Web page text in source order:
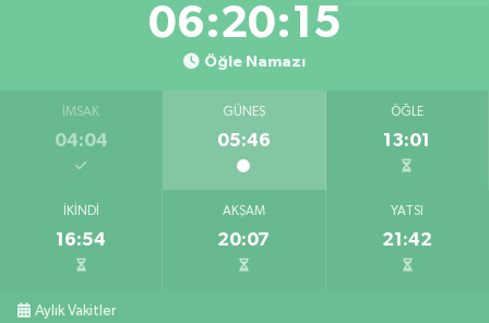
06:20:14
Öğle Namazı
İMSAK
04:04
GÜNEŞ
05:46
ÖĞLE
13:01
İKINDI
16:54
AKŞAM
20:07
YATSI
21:42
Aylık Vakitler